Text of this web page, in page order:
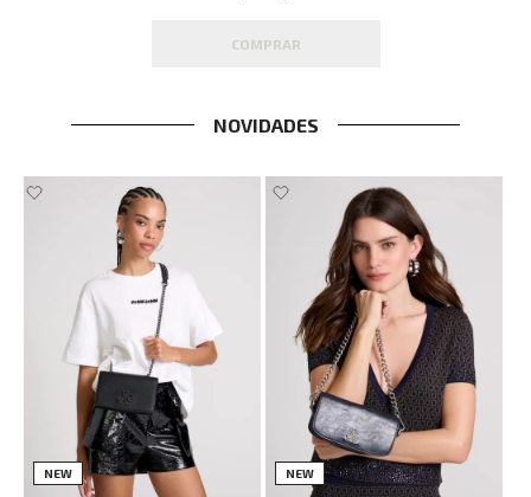
COMPRAR
NOVIDADES
NEW NEW